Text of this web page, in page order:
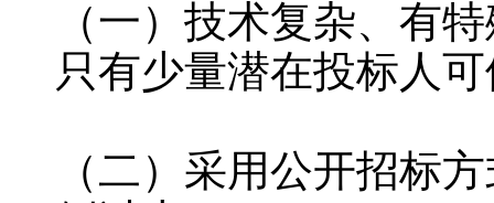
（一）技术复杂、有
只有少量潜在投标人
（二）采用公开招标